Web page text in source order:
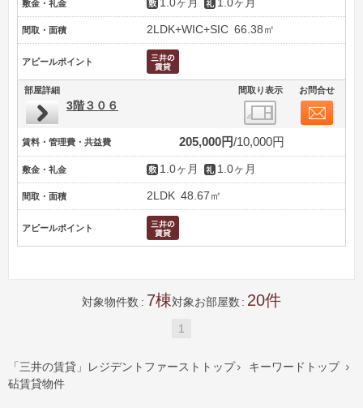
敷金・礼金 1.0ヶ月 1.0ヶ月
間取・面積 2LDK+WIC+SIC 66.38㎡
アピールポイント
部屋詳細 間取り表示 お問合せ
3階３０６
賃料・管理費・共益費 205,000円 10,000円
敷金・礼金 1.0ヶ月 1.0ヶ月
間取・面積 2LDK 48.67㎡
アピールポイント
対象物件数 7 対象お部屋数 20
1
「三井の賃貸」レジデントファーストトップ  キーワードトップ 
砧賃貸物件